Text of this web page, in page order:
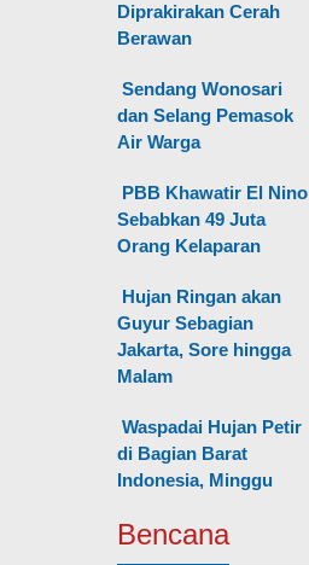
Diprakirakan Cerah
Berawan
Sendang Wonosari
dan Selang Pemasok
Air Warga
PBB Khawatir El Nino
Sebabkan 49 Juta
Orang Kelaparan
Hujan Ringan akan
Guyur Sebagian
Jakarta, Sore hingga
Malam
Waspadai Hujan Petir
di Bagian Barat
Indonesia, Minggu
Bencana